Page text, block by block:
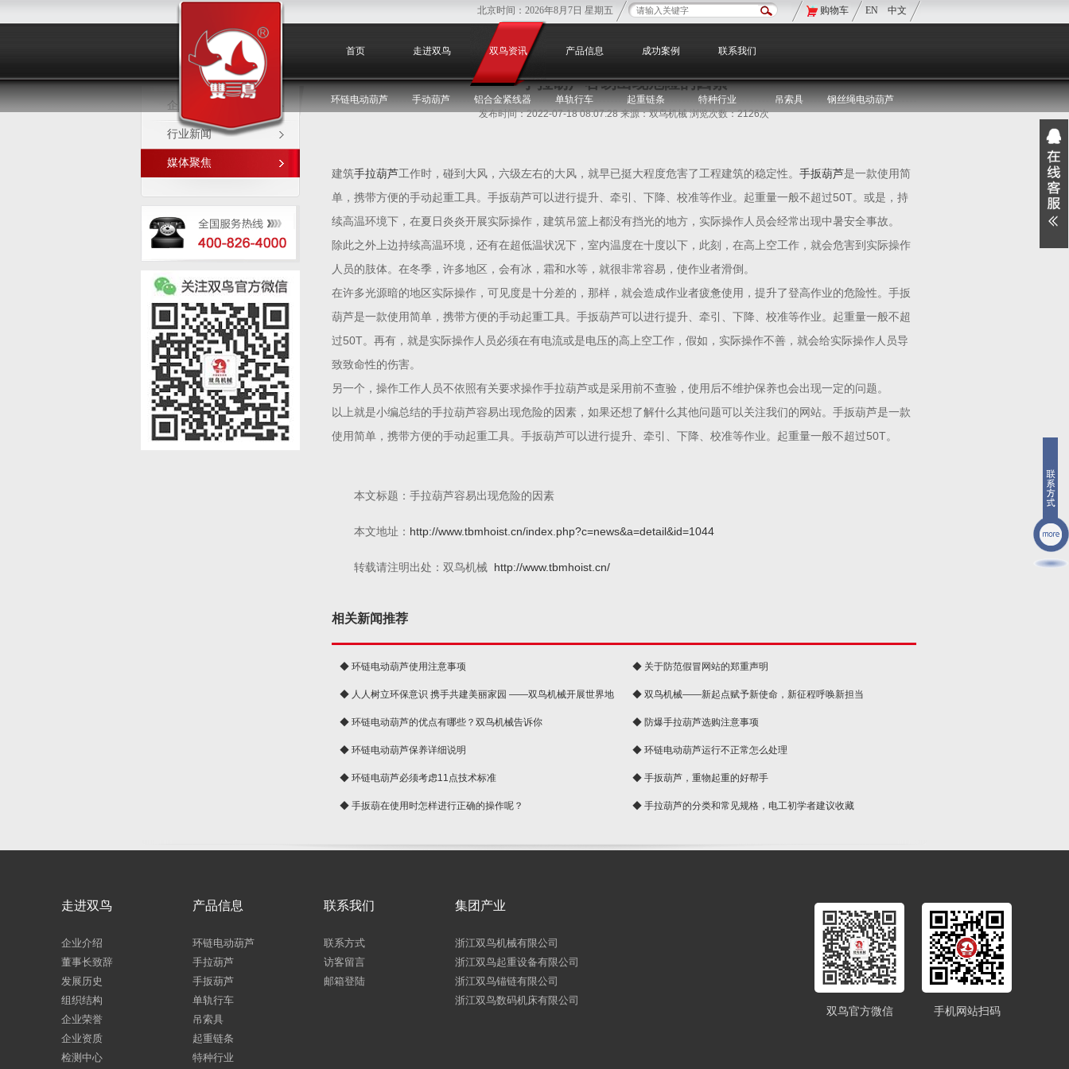
北京时间： 2026年8月7日 星期五 购物车 EN 中文
首页 走进双鸟 双鸟资讯 产品信息 成功案例 联系我们
环链电动葫芦 手动葫芦 铝合金紧线器 单轨行车 起重链条 特种行业 吊索具 钢丝绳电动葫芦
媒体聚焦 您现在的位置：双鸟首页>双鸟资讯>媒体聚焦
企业新闻
行业新闻
媒体聚焦
手拉葫芦容易出现危险的因素
发布时间：2022-07-18 08:07:28 来源：双鸟机械 浏览次数：2126次
建筑手拉葫芦工作时，碰到大风，六级左右的大风，就早已挺大程度危害了工程建筑的稳定性。 手扳葫芦是一款使用简
单，携带方便的手动起重工具。手扳葫芦可以进行提升、牵引、下降、校准等作业。起重量一般不超过50T。或是，持
续高温环境下，在夏日炎炎开展实际操作，建筑吊篮上都没有挡光的地方，实际操作人员会经常出现中暑安全事故。
除此之外上边持续高温环境，还有在超低温状况下，室内温度在十度以下，此刻，在高上空工作，就会危害到实际操作
人员的肢体。在冬季，许多地区，会有冰，霜和水等，就很非常容易，使作业者滑倒。
在许多光源暗的地区实际操作，可见度是十分差的，那样，就会造成作业者疲惫使用，提升了登高作业的危险性。手扳
葫芦是一款使用简单，携带方便的手动起重工具。手扳葫芦可以进行提升、牵引、下降、校准等作业。起重量一般不超
过50T。再有，就是实际操作人员必须在有电流或是电压的高上空工作，假如，实际操作不善，就会给实际操作人员导
致致命性的伤害。
另一个，操作工作人员不依照有关要求操作手拉葫芦或是采用前不查验，使用后不维护保养也会出现一定的问题。
以上就是小编总结的手拉葫芦容易出现危险的因素，如果还想了解什么其他问题可以关注我们的网站。手扳葫芦是一款
使用简单，携带方便的手动起重工具。手扳葫芦可以进行提升、牵引、下降、校准等作业。起重量一般不超过50T。
本文标题：手拉葫芦容易出现危险的因素
本文地址： http://www.tbmhoist.cn/index.php?c=news&a=detail&id=1044
转载请注明出处：双鸟机械 http://www.tbmhoist.cn/
相关新闻推荐
◆ 环链电动葫芦使用注意事项 ◆ 关于防范假冒网站的郑重声明
◆ 人人树立环保意识 携手共建美丽家园 ——双鸟机械开展世界地
球
◆ 双鸟机械——新起点赋予新使命，新征程呼唤新担当
◆ 环链电动葫芦的优点有哪些？双鸟机械告诉你 ◆ 防爆手拉葫芦选购注意事项
◆ 环链电动葫芦保养详细说明 ◆ 环链电动葫芦运行不正常怎么处理
◆ 环链电葫芦必须考虑11点技术标准 ◆ 手扳葫芦，重物起重的好帮手
◆ 手扳葫在使用时怎样进行正确的操作呢？ ◆ 手拉葫芦的分类和常见规格，电工初学者建议收藏
走进双鸟
企业介绍
董事长致辞
发展历史
组织结构
企业荣誉
企业资质
检测中心
产品信息
环链电动葫芦
手拉葫芦
手扳葫芦
单轨行车
吊索具
起重链条
特种行业
联系我们
联系方式
访客留言
邮箱登陆
集团产业
浙江双鸟机械有限公司
浙江双鸟起重设备有限公司
浙江双鸟锚链有限公司
浙江双鸟数码机床有限公司
手机网站扫码
双鸟官方微信